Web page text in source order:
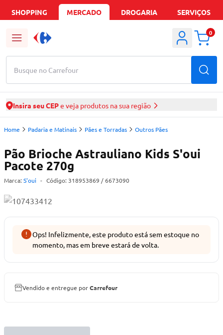
SHOPPING MERCADO DROGARIA SERVIÇOS
Busque no Carrefour
0
Insira seu CEPe veja produtos na sua região
Home Padaria e Matinais Pães e Torradas Outros Pães
Pão Brioche Astrauliano Kids S'oui
Pacote 270g
Marca: S'oui - Código: 318953869 / 6673090
Ops! Infelizmente, este produto está sem estoque no
momento, mas em breve estará de volta.
Vendido e entregue porCarrefour